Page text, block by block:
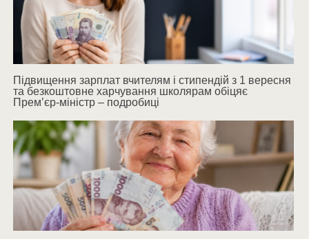
Підвищення зарплат вчителям і стипендій з 1 вересня
та безкоштовне харчування школярам обіцяє
Прем’єр-міністр – подробиці